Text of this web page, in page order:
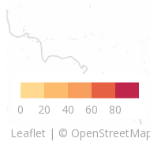
Leaflet | ©
0 20 40 60 80